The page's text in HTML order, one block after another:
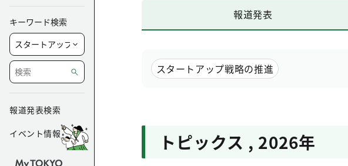
キーワード検索
報道発表検索
イベント情報
報道発表
スタートアップ戦略の推進
トピックス , 2026年